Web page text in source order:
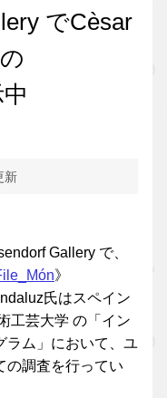
でCèsar
新
Gallery で、
》
氏はスペイン
工芸大学 の「イン
ラム」において、ユ
の調査を行ってい